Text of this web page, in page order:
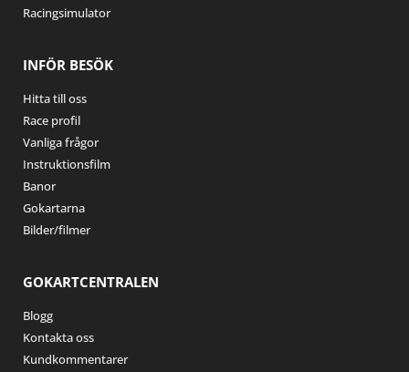
Racingsimulator
INFÖR BESÖK
Hitta till oss
Race profil
Vanliga frågor
Instruktionsfilm
Banor
Gokartarna
Bilder/filmer
GOKARTCENTRALEN
Blogg
Kontakta oss
Kundkommentarer